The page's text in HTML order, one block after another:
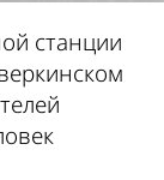
станции